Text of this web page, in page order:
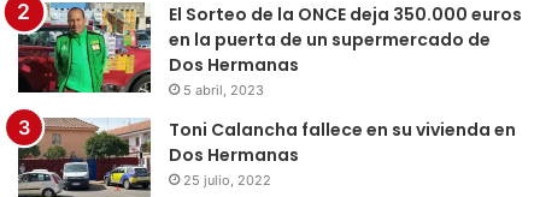
El Sorteo de la ONCE deja 350.000 euros
en la puerta de un supermercado de
Dos Hermanas
5 abril, 2023
Toni Calancha fallece en su vivienda en
Dos Hermanas
25 julio, 2022